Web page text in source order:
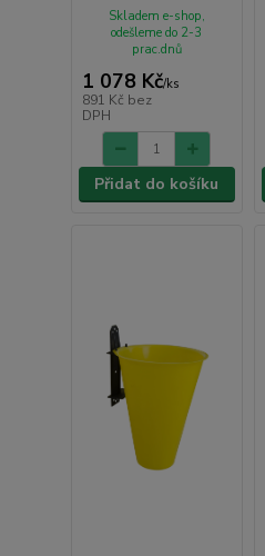
1 078 Kč/ks
891 Kč bez
DPH
Skladem e-shop,
odešleme do 2-3
prac.dnů
Přidat do košíku